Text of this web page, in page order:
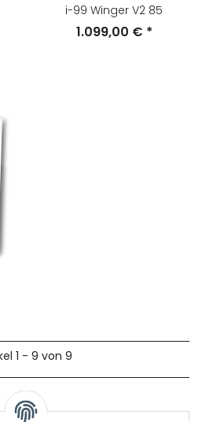
i-99 Winger V2 85
1.099,00 € *
1 - 9 von 9